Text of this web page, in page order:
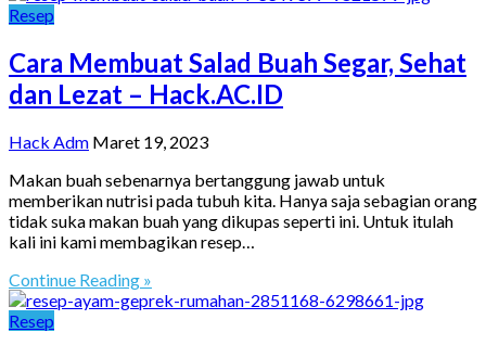
Resep
Cara Membuat Salad Buah Segar, Sehat
dan Lezat – Hack.AC.ID
Hack Adm Maret 19, 2023
Makan buah sebenarnya bertanggung jawab untuk
memberikan nutrisi pada tubuh kita. Hanya saja sebagian orang
tidak suka makan buah yang dikupas seperti ini. Untuk itulah
kali ini kami membagikan resep…
Continue Reading »
Resep